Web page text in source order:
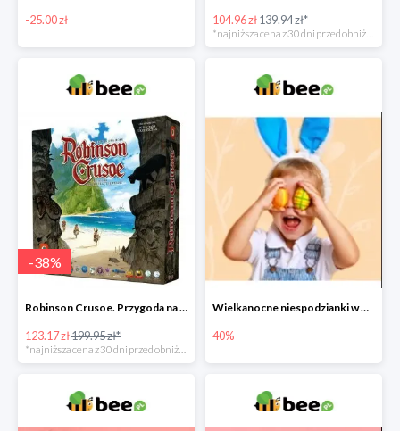
-25.00 zł 104.96 zł139.94 zł*
*najniższa cena z 30 dni przed obniżką
-38%
Robinson Crusoe. Przygoda na przeklętej wyspie -38%
123.17 zł199.95 zł*
*najniższa cena z 30 dni przed obniżką
Wielkanocne niespodzianki w Bee do -40%
40%